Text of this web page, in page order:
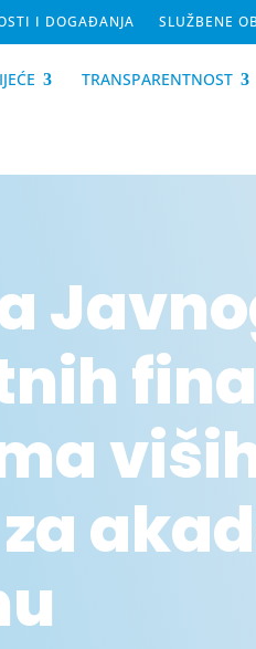
I DOGAĐANJA SLUŽBENE
TRANSPARENTNOST